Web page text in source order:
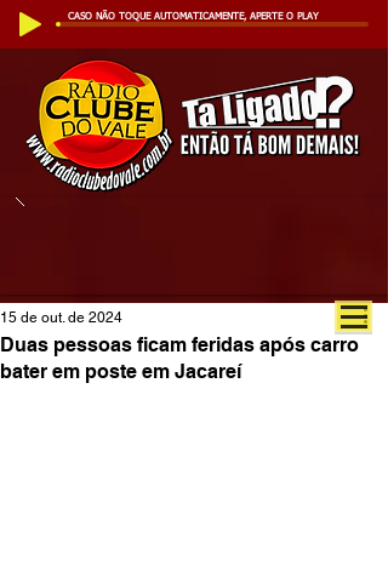
CASO NÃO TOQUE AUTOMATICAMENTE, APERTE O PLAY
Duas pessoas ficam feridas após carro
bater em poste em Jacareí
15 de out. de 2024